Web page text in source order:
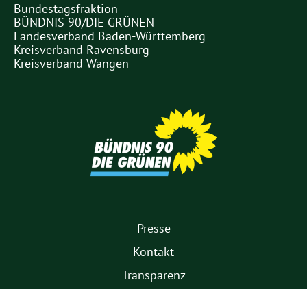
Partner
Links
Bundestagsfraktion
BÜNDNIS 90/DIE GRÜNEN
Landesverband Baden-Württemberg
Kreisverband Ravensburg
Kreisverband Wangen
Presse
Kontakt
Transparenz